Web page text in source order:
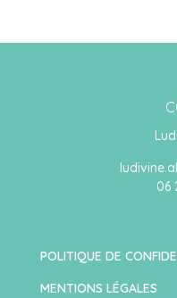
06
POLITIQUE DE
MENTIONS LÉGALES